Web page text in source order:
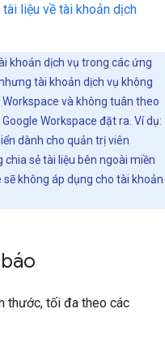
liệu về tài khoản dịch
khoản dịch vụ trong các ứng
tài khoản dịch vụ không
và không tuân theo
Workspace đặt ra. Ví dụ:
dành cho quản trị viên
chia sẻ tài liệu bên ngoài miền
không áp dụng cho tài khoản
thước, tối đa theo các